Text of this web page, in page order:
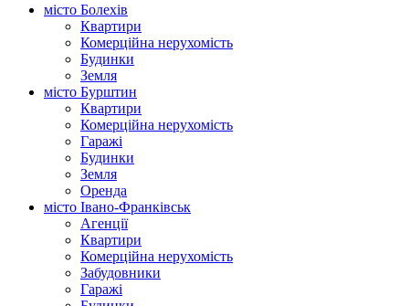
місто Болехів
Квартири
Комерційна нерухомість
Будинки
Земля
місто Бурштин
Квартири
Комерційна нерухомість
Гаражі
Будинки
Земля
Оренда
місто Івано-Франківськ
Агенції
Квартири
Комерційна нерухомість
Забудовники
Гаражі